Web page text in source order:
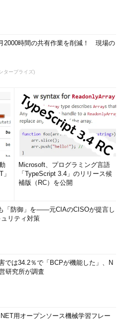
2000時間の共有作業を削減！ 現場の
タープライズ)
Microsoft、プログラミング言語
「TypeScript 3.4」のリリース候
補版（RC）を公開
「防御」を――元CIAのCISOが提言し
リティ対策
では34.2％で「BCPが機能した」、N
研究所が調査
用オープンソース機械学習フレー